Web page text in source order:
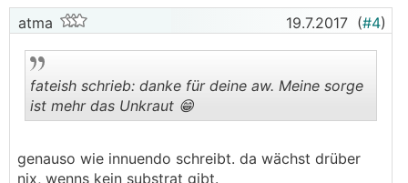
atma 19.7.2017 (#4)
..
fateish schrieb: danke für deine aw. Meine sorge
ist mehr das Unkraut 😁
genauso wie innuendo schreibt. da wächst drüber
nix, wenns kein substrat gibt.